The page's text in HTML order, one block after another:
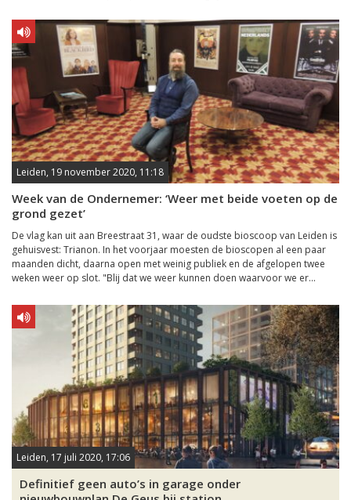
Leiden, 19 november 2020, 11:18
Week van de Ondernemer: ‘Weer met beide voeten op de
grond gezet’
De vlag kan uit aan Breestraat 31, waar de oudste bioscoop van Leiden is
gehuisvest: Trianon. In het voorjaar moesten de bioscopen al een paar
maanden dicht, daarna open met weinig publiek en de afgelopen twee
weken weer op slot. "Blij dat we weer kunnen doen waarvoor we er...
Leiden, 17 juli 2020, 17:06
Definitief geen auto’s in garage onder